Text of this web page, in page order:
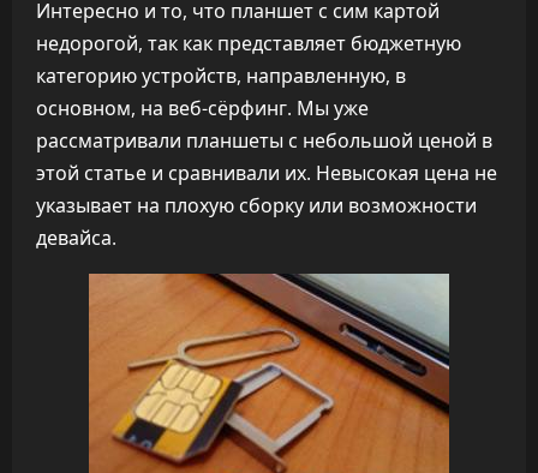
Интересно и то, что планшет с сим картой
недорогой, так как представляет бюджетную
категорию устройств, направленную, в
основном, на веб-сёрфинг. Мы уже
рассматривали планшеты с небольшой ценой в
этой статье и сравнивали их. Невысокая цена не
указывает на плохую сборку или возможности
девайса.